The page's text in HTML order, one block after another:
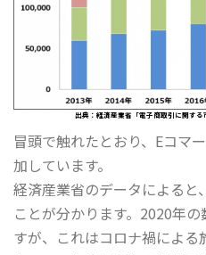
出典：経済産業省「電子商取引に関する
冒頭で触れたとおり、Eコマ
加しています。
経済産業省のデータによると
ことが分かります。2020年
すが、これはコロナ禍によ